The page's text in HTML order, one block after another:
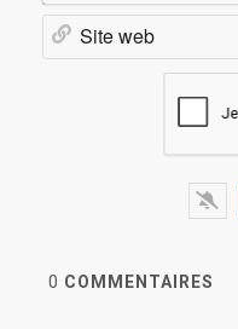
0 COMMENTAIRES